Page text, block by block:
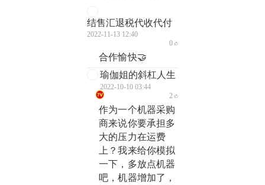
结售汇退税代收代付
2022-11-13 12:40
0
合作愉快🤝
瑜伽姐的斜杠人生
2022-10-10 03:44
2
作为一个机器采购
商来说你要承担多
大的压力在运费
上？我来给你模拟
一下，多放点机器
吧，机器增加了，